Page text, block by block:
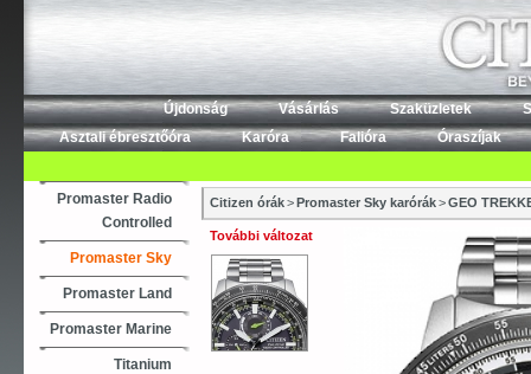
Újdonság Vásárlás Szaküzletek
Asztali ébresztőóra
Karóra Falióra Óraszíjak
Promaster Radio
Controlled
Promaster Sky
Promaster Land
Promaster Marine
Titanium
Citizen órák>Promaster Sky karórák>GEO
További változat